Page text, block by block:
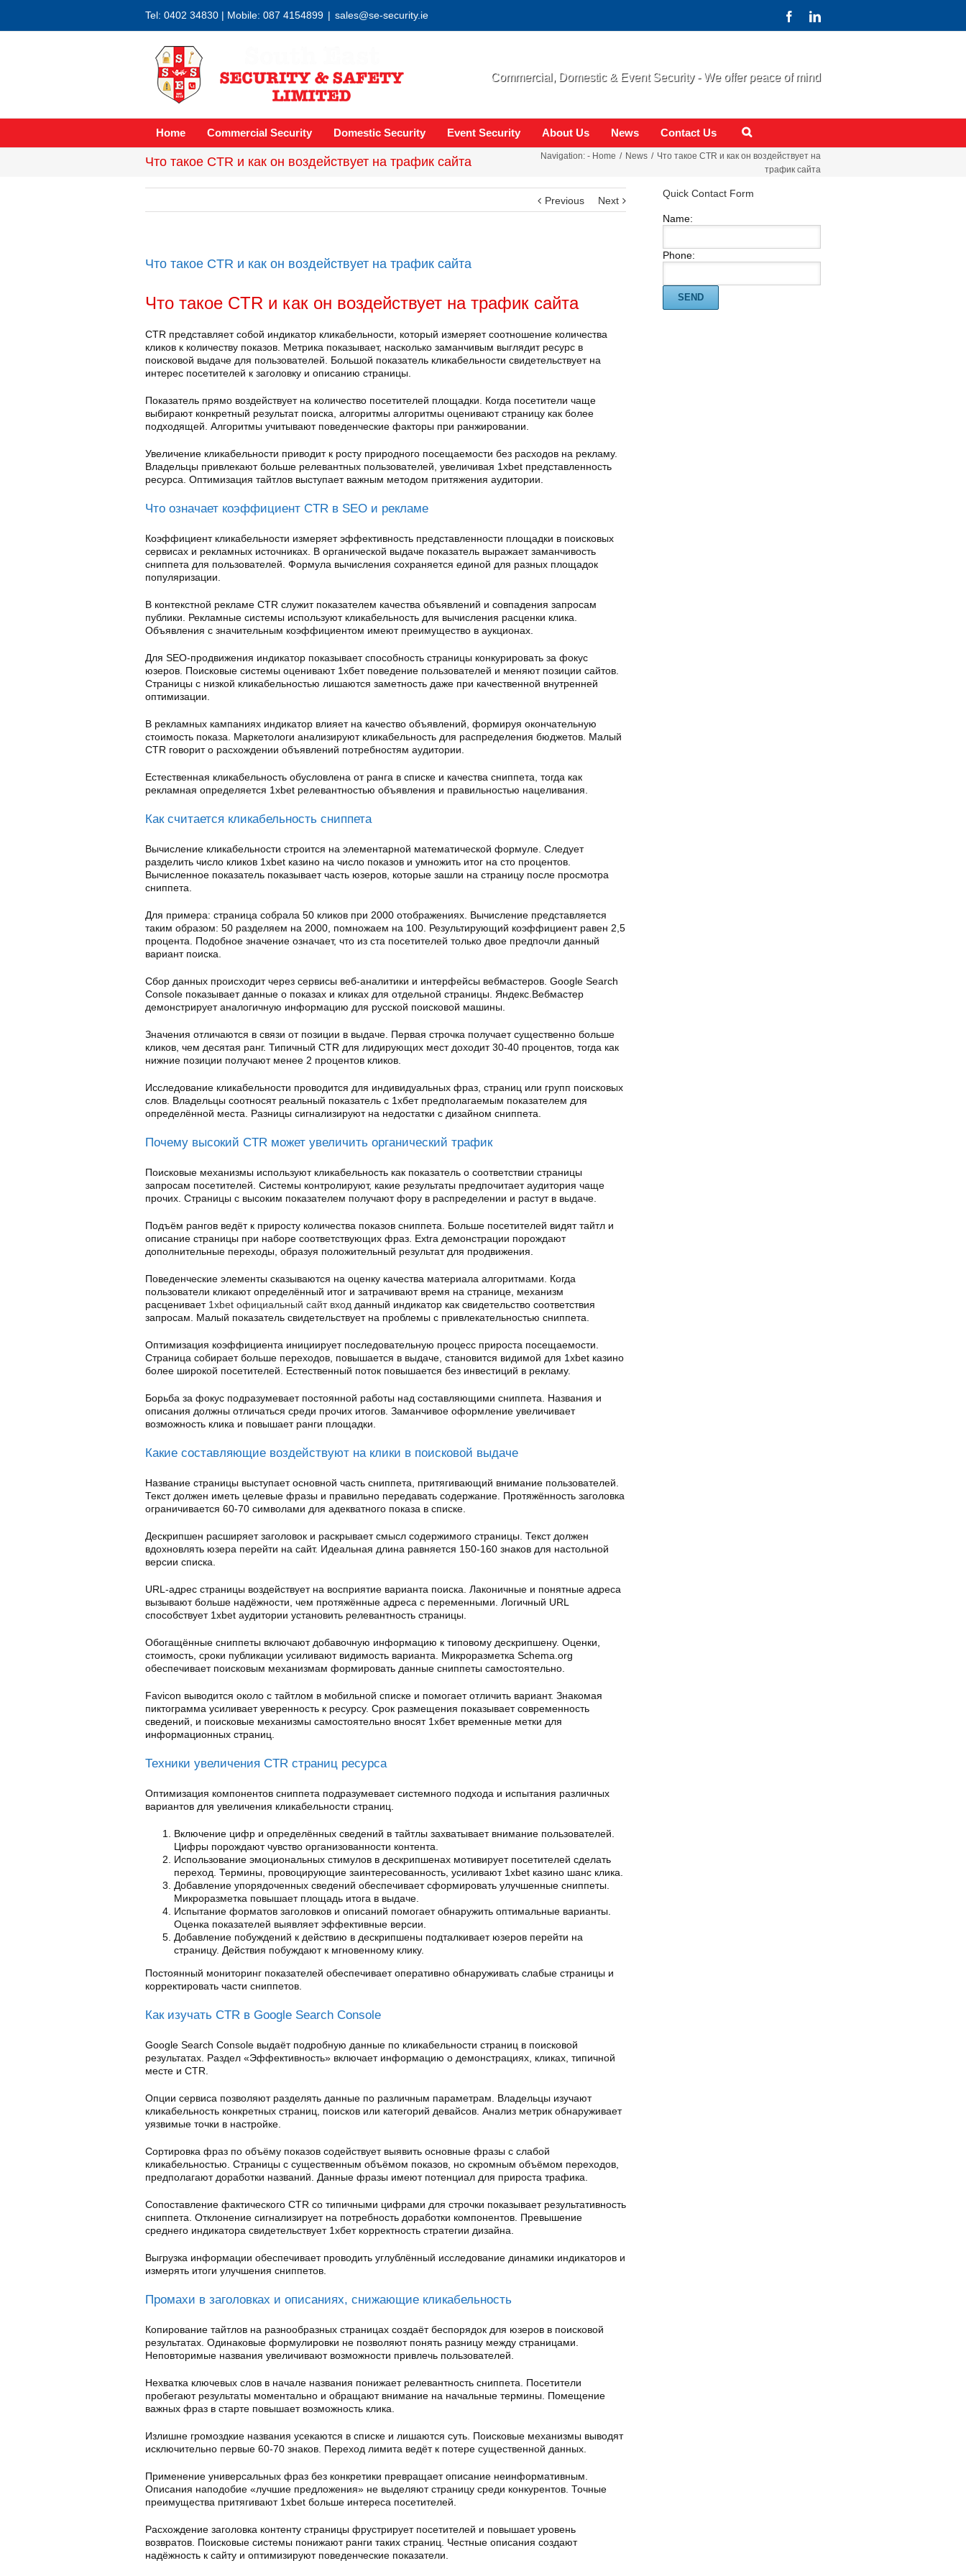
Tel: 0402 34830 | Mobile: 087 4154899 | sales@se-security.ie
Commercial, Domestic & Event Security - We offer peace of mind
Home Commercial Security Domestic Security Event Security About Us News Contact Us
Что такое CTR и как он воздействует на трафик сайта Navigation: - Home News
Что такое CTR и как он воздействует на
трафик сайта
Previous Next
Что такое CTR и как он воздействует на трафик сайта
Что такое CTR и как он воздействует на трафик сайта
CTR представляет собой индикатор кликабельности, который измеряет соотношение количества
кликов к количеству показов. Метрика показывает, насколько заманчивым выглядит ресурс в
поисковой выдаче для пользователей. Большой показатель кликабельности свидетельствует на
интерес посетителей к заголовку и описанию страницы.
Показатель прямо воздействует на количество посетителей площадки. Когда посетители чаще
выбирают конкретный результат поиска, алгоритмы алгоритмы оценивают страницу как более
подходящей. Алгоритмы учитывают поведенческие факторы при ранжировании.
Увеличение кликабельности приводит к росту природного посещаемости без расходов на рекламу.
Владельцы привлекают больше релевантных пользователей, увеличивая 1xbet представленность
ресурса. Оптимизация тайтлов выступает важным методом притяжения аудитории.
Что означает коэффициент CTR в SEO и рекламе
Коэффициент кликабельности измеряет эффективность представленности площадки в поисковых
сервисах и рекламных источниках. В органической выдаче показатель выражает заманчивость
сниппета для пользователей. Формула вычисления сохраняется единой для разных площадок
популяризации.
В контекстной рекламе CTR служит показателем качества объявлений и совпадения запросам
публики. Рекламные системы используют кликабельность для вычисления расценки клика.
Объявления с значительным коэффициентом имеют преимущество в аукционах.
Для SEO-продвижения индикатор показывает способность страницы конкурировать за фокус
юзеров. Поисковые системы оценивают 1хбет поведение пользователей и меняют позиции сайтов.
Страницы с низкой кликабельностью лишаются заметность даже при качественной внутренней
оптимизации.
В рекламных кампаниях индикатор влияет на качество объявлений, формируя окончательную
стоимость показа. Маркетологи анализируют кликабельность для распределения бюджетов. Малый
CTR говорит о расхождении объявлений потребностям аудитории.
Естественная кликабельность обусловлена от ранга в списке и качества сниппета, тогда как
рекламная определяется 1xbet релевантностью объявления и правильностью нацеливания.
Как считается кликабельность сниппета
Вычисление кликабельности строится на элементарной математической формуле. Следует
разделить число кликов 1xbet казино на число показов и умножить итог на сто процентов.
Вычисленное показатель показывает часть юзеров, которые зашли на страницу после просмотра
сниппета.
Для примера: страница собрала 50 кликов при 2000 отображениях. Вычисление представляется
таким образом: 50 разделяем на 2000, помножаем на 100. Результирующий коэффициент равен 2,5
процента. Подобное значение означает, что из ста посетителей только двое предпочли данный
вариант поиска.
Сбор данных происходит через сервисы веб-аналитики и интерфейсы вебмастеров. Google Search
Console показывает данные о показах и кликах для отдельной страницы. Яндекс.Вебмастер
демонстрирует аналогичную информацию для русской поисковой машины.
Значения отличаются в связи от позиции в выдаче. Первая строчка получает существенно больше
кликов, чем десятая ранг. Типичный CTR для лидирующих мест доходит 30-40 процентов, тогда как
нижние позиции получают менее 2 процентов кликов.
Исследование кликабельности проводится для индивидуальных фраз, страниц или групп поисковых
слов. Владельцы соотносят реальный показатель с 1хбет предполагаемым показателем для
определённой места. Разницы сигнализируют на недостатки с дизайном сниппета.
Почему высокий CTR может увеличить органический трафик
Поисковые механизмы используют кликабельность как показатель о соответствии страницы
запросам посетителей. Системы контролируют, какие результаты предпочитает аудитория чаще
прочих. Страницы с высоким показателем получают фору в распределении и растут в выдаче.
Подъём рангов ведёт к приросту количества показов сниппета. Больше посетителей видят тайтл и
описание страницы при наборе соответствующих фраз. Extra демонстрации порождают
дополнительные переходы, образуя положительный результат для продвижения.
Поведенческие элементы сказываются на оценку качества материала алгоритмами. Когда
пользователи кликают определённый итог и затрачивают время на странице, механизм
расценивает 1xbet официальный сайт вход данный индикатор как свидетельство соответствия
запросам. Малый показатель свидетельствует на проблемы с привлекательностью сниппета.
Оптимизация коэффициента инициирует последовательную процесс прироста посещаемости.
Страница собирает больше переходов, повышается в выдаче, становится видимой для 1xbet казино
более широкой посетителей. Естественный поток повышается без инвестиций в рекламу.
Борьба за фокус подразумевает постоянной работы над составляющими сниппета. Названия и
описания должны отличаться среди прочих итогов. Заманчивое оформление увеличивает
возможность клика и повышает ранги площадки.
Какие составляющие воздействуют на клики в поисковой выдаче
Название страницы выступает основной часть сниппета, притягивающий внимание пользователей.
Текст должен иметь целевые фразы и правильно передавать содержание. Протяжённость заголовка
ограничивается 60-70 символами для адекватного показа в списке.
Дескрипшен расширяет заголовок и раскрывает смысл содержимого страницы. Текст должен
вдохновлять юзера перейти на сайт. Идеальная длина равняется 150-160 знаков для настольной
версии списка.
URL-адрес страницы воздействует на восприятие варианта поиска. Лаконичные и понятные адреса
вызывают больше надёжности, чем протяжённые адреса с переменными. Логичный URL
способствует 1xbet аудитории установить релевантность страницы.
Обогащённые сниппеты включают добавочную информацию к типовому дескрипшену. Оценки,
стоимость, сроки публикации усиливают видимость варианта. Микроразметка Schema.org
обеспечивает поисковым механизмам формировать данные сниппеты самостоятельно.
Favicon выводится около с тайтлом в мобильной списке и помогает отличить вариант. Знакомая
пиктограмма усиливает уверенность к ресурсу. Срок размещения показывает современность
сведений, и поисковые механизмы самостоятельно вносят 1хбет временные метки для
информационных страниц.
Техники увеличения CTR страниц ресурса
Оптимизация компонентов сниппета подразумевает системного подхода и испытания различных
вариантов для увеличения кликабельности страниц.
Включение цифр и определённых сведений в тайтлы захватывает внимание пользователей.
Цифры порождают чувство организованности контента.
Использование эмоциональных стимулов в дескрипшенах мотивирует посетителей сделать
переход. Термины, провоцирующие заинтересованность, усиливают 1xbet казино шанс клика.
Добавление упорядоченных сведений обеспечивает сформировать улучшенные сниппеты.
Микроразметка повышает площадь итога в выдаче.
Испытание форматов заголовков и описаний помогает обнаружить оптимальные варианты.
Оценка показателей выявляет эффективные версии.
Добавление побуждений к действию в дескрипшены подталкивает юзеров перейти на
страницу. Действия побуждают к мгновенному клику.
Постоянный мониторинг показателей обеспечивает оперативно обнаруживать слабые страницы и
корректировать части сниппетов.
Как изучать CTR в Google Search Console
Google Search Console выдаёт подробную данные по кликабельности страниц в поисковой
результатах. Раздел «Эффективность» включает информацию о демонстрациях, кликах, типичной
месте и CTR.
Опции сервиса позволяют разделять данные по различным параметрам. Владельцы изучают
кликабельность конкретных страниц, поисков или категорий девайсов. Анализ метрик обнаруживает
уязвимые точки в настройке.
Сортировка фраз по объёму показов содействует выявить основные фразы с слабой
кликабельностью. Страницы с существенным объёмом показов, но скромным объёмом переходов,
предполагают доработки названий. Данные фразы имеют потенциал для прироста трафика.
Сопоставление фактического CTR со типичными цифрами для строчки показывает результативность
сниппета. Отклонение сигнализирует на потребность доработки компонентов. Превышение
среднего индикатора свидетельствует 1хбет корректность стратегии дизайна.
Выгрузка информации обеспечивает проводить углублённый исследование динамики индикаторов и
измерять итоги улучшения сниппетов.
Промахи в заголовках и описаниях, снижающие кликабельность
Копирование тайтлов на разнообразных страницах создаёт беспорядок для юзеров в поисковой
результатах. Одинаковые формулировки не позволяют понять разницу между страницами.
Неповторимые названия увеличивают возможности привлечь пользователей.
Нехватка ключевых слов в начале названия понижает релевантность сниппета. Посетители
пробегают результаты моментально и обращают внимание на начальные термины. Помещение
важных фраз в старте повышает возможность клика.
Излишне громоздкие названия усекаются в списке и лишаются суть. Поисковые механизмы выводят
исключительно первые 60-70 знаков. Переход лимита ведёт к потере существенной данных.
Применение универсальных фраз без конкретики превращает описание неинформативным.
Описания наподобие «лучшие предложения» не выделяют страницу среди конкурентов. Точные
преимущества притягивают 1xbet больше интереса посетителей.
Расхождение заголовка контенту страницы фрустрирует посетителей и повышает уровень
возвратов. Поисковые системы понижают ранги таких страниц. Честные описания создают
надёжность к сайту и оптимизируют поведенческие показатели.
Quick Contact Form
Name:
Phone: